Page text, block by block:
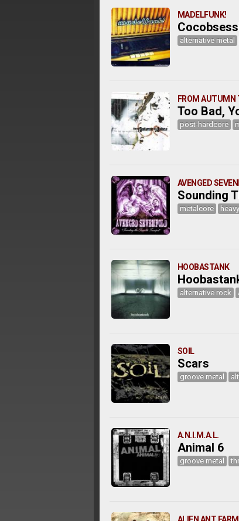
MADELFUNK!
alternative metal
FROM AUTUMN
Too Bad,
post-hardcore
AVENGED
Sounding
metalcore
HOOBASTANK
alternative rock
SOIL
Scars
groove metal
A.N.I.M.A.L.
Animal 6
groove metal
ALIEN ANT FARM